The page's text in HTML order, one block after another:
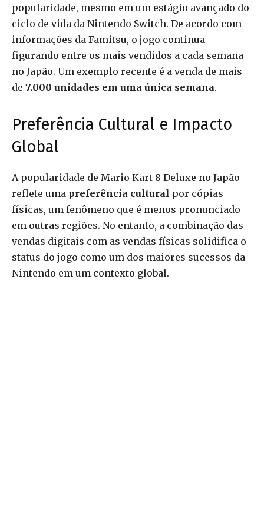
popularidade, mesmo em um estágio avançado do
ciclo de vida da Nintendo Switch. De acordo com
informações da Famitsu, o jogo continua
figurando entre os mais vendidos a cada semana
no Japão. Um exemplo recente é a venda de mais
de 7.000 unidades em uma única semana.
Preferência Cultural e Impacto
Global
A popularidade de Mario Kart 8 Deluxe no Japão
reflete uma preferência cultural por cópias
físicas, um fenômeno que é menos pronunciado
em outras regiões. No entanto, a combinação das
vendas digitais com as vendas físicas solidifica o
status do jogo como um dos maiores sucessos da
Nintendo em um contexto global.